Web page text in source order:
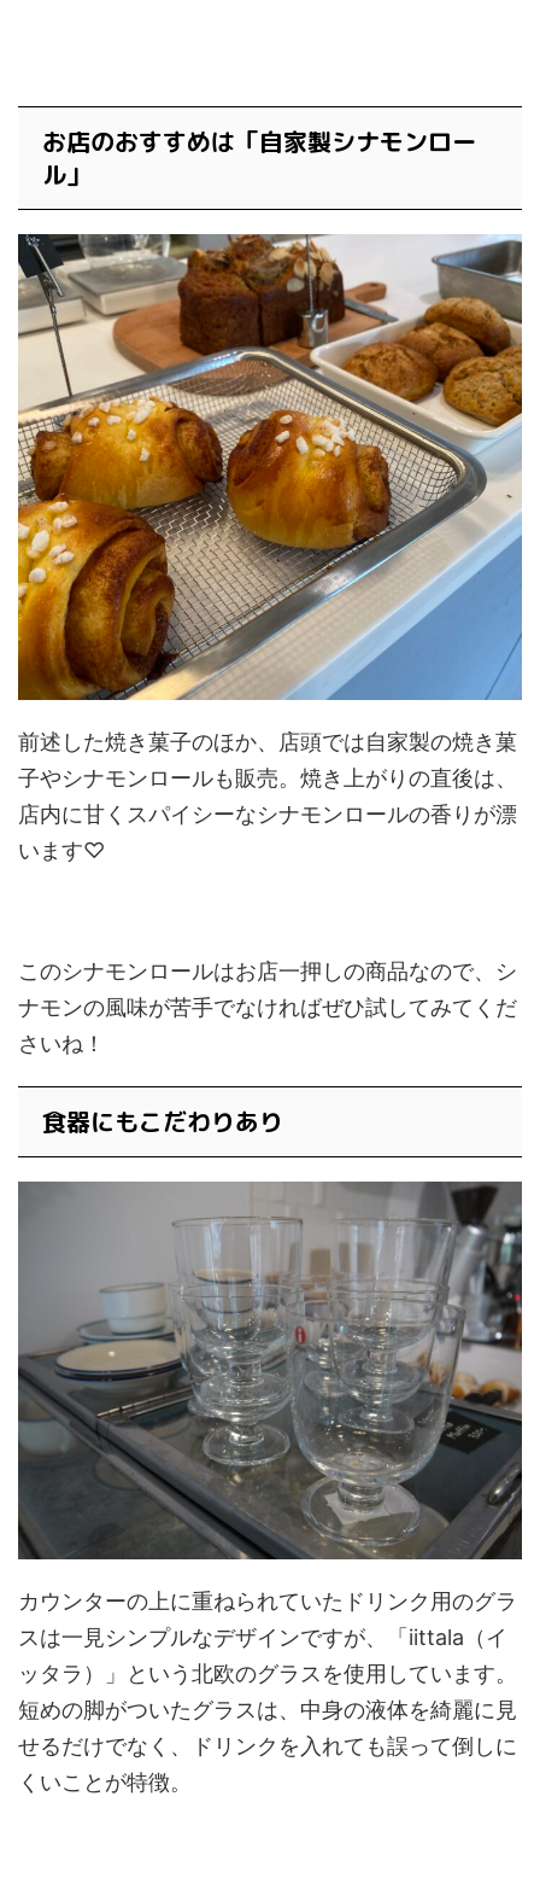
お店のおすすめは「自家製シナモンロー
ル」
前述した焼き菓子のほか、店頭では自家製の焼き菓
子やシナモンロールも販売。焼き上がりの直後は、
店内に甘くスパイシーなシナモンロールの香りが漂
います♡
このシナモンロールはお店一押しの商品なので、シ
ナモンの風味が苦手でなければぜひ試してみてくだ
さいね！
食器にもこだわりあり
カウンターの上に重ねられていたドリンク用のグラ
スは一見シンプルなデザインですが、「iittala（イ
ッタラ）」という北欧のグラスを使用しています。
短めの脚がついたグラスは、中身の液体を綺麗に見
せるだけでなく、ドリンクを入れても誤って倒しに
くいことが特徴。